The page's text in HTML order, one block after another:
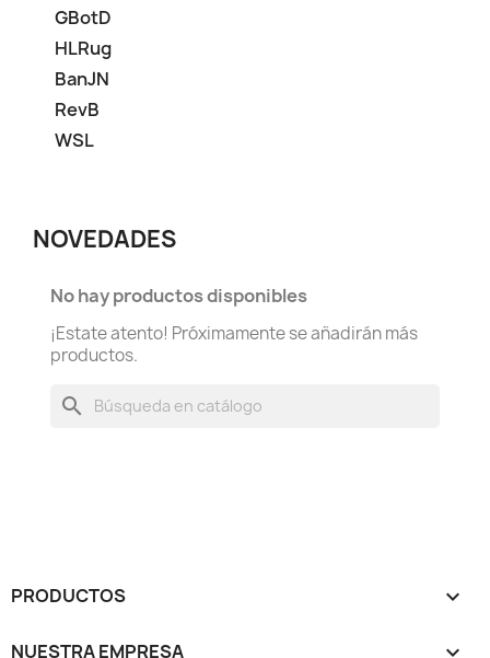
GBotD
HLRug
BanJN
RevB
WSL
NOVEDADES
No hay productos disponibles
¡Estate atento! Próximamente se añadirán más
productos.
search
PRODUCTOS 
NUESTRA EMPRESA 